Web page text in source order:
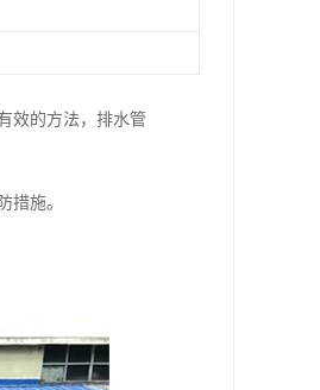
效的方法，排水管
措施。